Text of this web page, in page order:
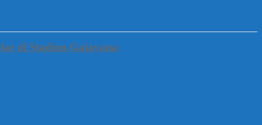
di Stadion Gajayana